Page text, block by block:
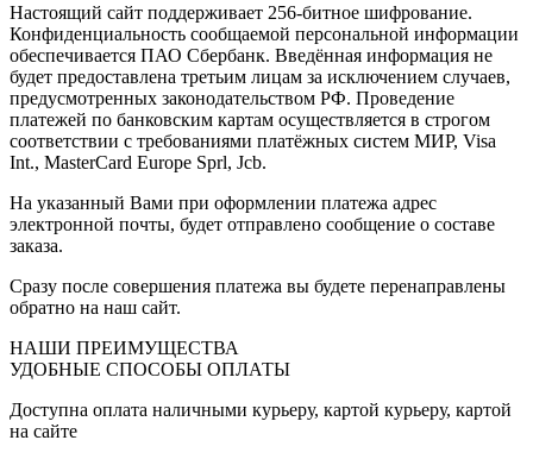
Настоящий сайт поддерживает 256-битное шифрование.
Конфиденциальность сообщаемой персональной информации
обеспечивается ПАО Сбербанк. Введённая информация не
будет предоставлена третьим лицам за исключением случаев,
предусмотренных законодательством РФ. Проведение
платежей по банковским картам осуществляется в строгом
соответствии с требованиями платёжных систем МИР, Visa
Int., MasterCard Europe Sprl, Jcb.
На указанный Вами при оформлении платежа адрес
электронной почты, будет отправлено сообщение о составе
заказа.
Сразу после совершения платежа вы будете перенаправлены
обратно на наш сайт.
НАШИ ПРЕИМУЩЕСТВА
УДОБНЫЕ СПОСОБЫ ОПЛАТЫ
Доступна оплата наличными курьеру, картой курьеру, картой
на сайте